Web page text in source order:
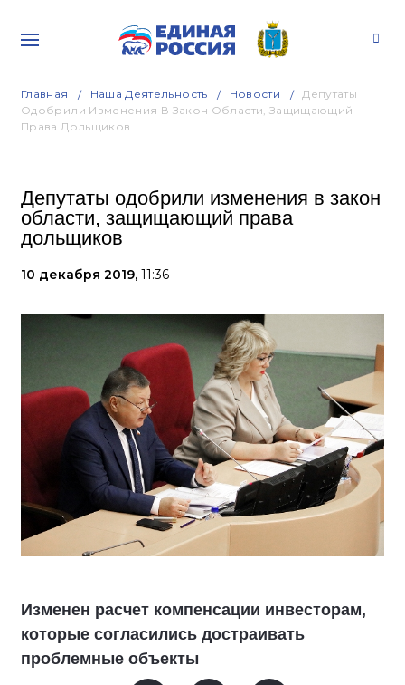
Главная Наша Деятельность Новости
Депутаты
Одобрили Изменения В Закон Области, Защищающий
Права Дольщиков
Депутаты одобрили изменения в закон
области, защищающий права
дольщиков
10 декабря 2019, 11:36
Изменен расчет компенсации инвесторам,
которые согласились достраивать
проблемные объекты